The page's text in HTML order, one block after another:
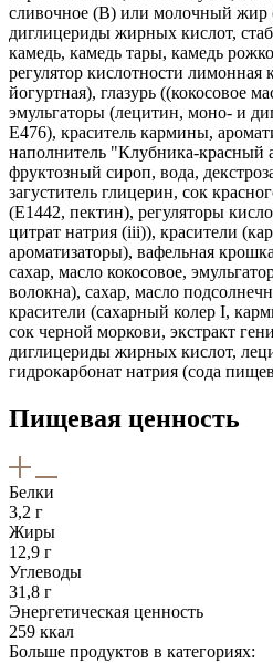
сливочное (B) или молочный жир
диглицериды жирных кислот,
камедь, камедь тары, камедь
регулятор кислотности лимонная
йогуртная), глазурь ((кокосовое
эмульгаторы (лецитин, моно- и
Е476), краситель кармины,
наполнитель "Клубника-красный
фруктозный сироп, вода,
загуститель глицерин, сок
(Е1442, пектин), регуляторы
цитрат натрия (iii)), красители
ароматизаторы), вафельная
сахар, масло кокосовое,
волокна), сахар, масло
красители (сахарный колер I,
сок черной моркови, экстракт
диглицериды жирных кислот,
гидрокарбонат натрия (сода
Пищевая ценность
Белки
3,2 г
Жиры
12,9 г
Углеводы
31,8 г
Энергетическая ценность
259 ккал
Больше продуктов в категориях: